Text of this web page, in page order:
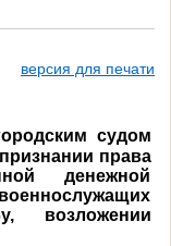
версия для печати
судом
права
денежной
возложении